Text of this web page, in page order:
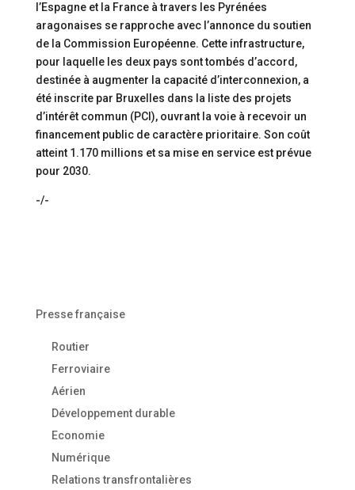
l’Espagne et la France à travers les Pyrénées
aragonaises se rapproche avec l’annonce du soutien
de la Commission Européenne. Cette infrastructure,
pour laquelle les deux pays sont tombés d’accord,
destinée à augmenter la capacité d’interconnexion, a
été inscrite par Bruxelles dans la liste des projets
d’intérêt commun (PCI), ouvrant la voie à recevoir un
financement public de caractère prioritaire. Son coût
atteint 1.170 millions et sa mise en service est prévue
pour 2030.
-/-
Presse française
Routier
Ferroviaire
Aérien
Développement durable
Economie
Numérique
Relations transfrontalières